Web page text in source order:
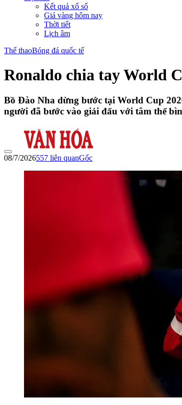
Kết quả xổ số
Giá vàng hôm nay
Thời tiết
Lịch âm
Thể thaoBóng đá quốc tế
Ronaldo chia tay World
Bồ Đào Nha dừng bước tại World Cup
người đã bước vào giải đấu với tâm thế
08/7/2026557 liên quanGốc